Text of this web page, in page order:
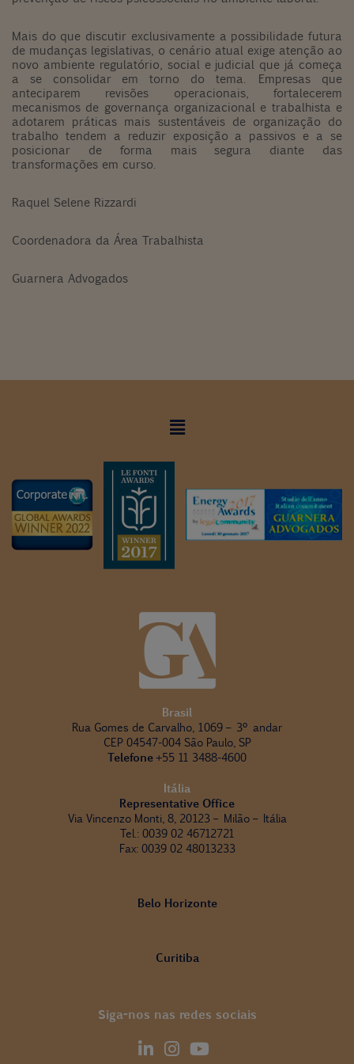
Mais do que discutir exclusivamente a possibilidade futura
de mudanças legislativas, o cenário atual exige atenção ao
novo ambiente regulatório, social e judicial que já começa
a se consolidar em torno do tema. Empresas que
anteciparem revisões operacionais, fortalecerem
mecanismos de governança organizacional e trabalhista e
adotarem práticas mais sustentáveis de organização do
trabalho tendem a reduzir exposição a passivos e a se
posicionar de forma mais segura diante das
transformações em curso.
Raquel Selene Rizzardi
Coordenadora da Área Trabalhista
Guarnera Advogados
Brasil
Rua Gomes de Carvalho, 1069 – 3º andar
CEP 04547-004 São Paulo, SP
Telefone+55 11 3488-4600
Itália
Representative Office
Via Vincenzo Monti, 8, 20123 – Milão – Itália
Tel.: 0039 02 46712721
Fax: 0039 02 48013233
Belo Horizonte
Curitiba
Siga-nos nas redes sociais